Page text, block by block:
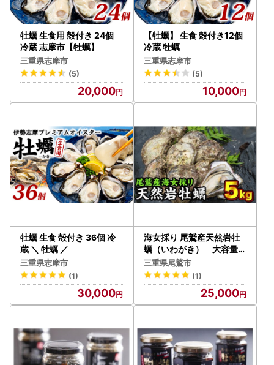
牡蠣 生食用 殻付き 24個
冷蔵 志摩市【牡蠣】
三重県志摩市
(5)
20,000
【牡蠣】 生食 殻付き12個
冷蔵 牡蠣
三重県志摩市
(5)
10,000
牡蠣 生食 殻付き 36個 冷
蔵 ＼ 牡蠣 ／
三重県志摩市
(1)
30,000
海女採り 尾鷲産天然岩牡
蠣（いわがき） 大容量５
kgセット（カキ平均サイ
ズ約400g） MK-13
三重県尾鷲市
(1)
25,000